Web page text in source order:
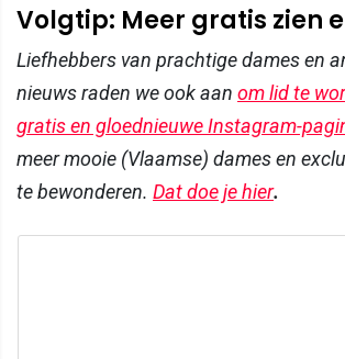
Volgtip: Meer gratis zien
Liefhebbers van prachtige dames en
nieuws raden we ook aan om lid te
gratis en gloednieuwe Instagram-
meer mooie (Vlaamse) dames en
te bewonderen. Dat doe je hier.